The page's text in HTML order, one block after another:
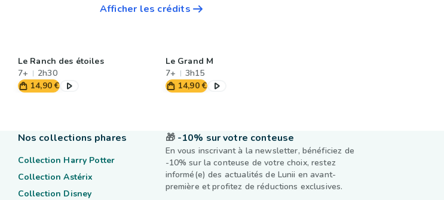
Afficher les crédits
Le Ranch des étoiles
7+
2h30
14,90 €
Le Grand M
7+
3h15
14,90 €
🎁 -10% sur votre conteuse
En vous inscrivant à la newsletter, bénéficiez de
-10% sur la conteuse de votre choix, restez
informé(e) des actualités de Lunii en avant-
première et profitez de réductions exclusives.
Nos collections phares
Collection Harry Potter
Collection Astérix
Collection Disney